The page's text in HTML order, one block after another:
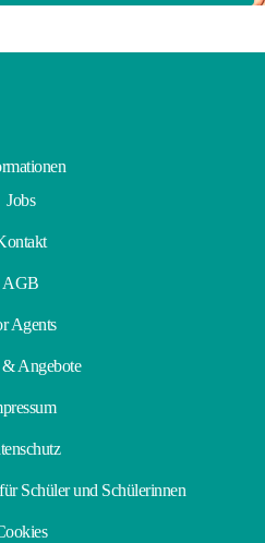
Jobs
AGB
Agents
Angebote
Schüler und Schülerinnen